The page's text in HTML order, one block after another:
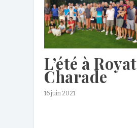
L’été à Royat
Charade
16 juin 2021